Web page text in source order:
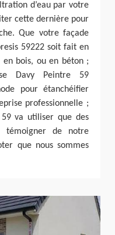
d’eau par votre
cette dernière pour
Que votre façade
59222 soit fait en
bois, ou en béton ;
Davy Peintre 59
pour étanchéifier
professionnelle ;
va utiliser que des
témoigner de notre
que nous sommes